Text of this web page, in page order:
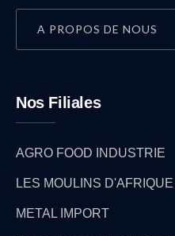
A PROPOS DE NOUS
Nos Filiales
AGRO FOOD INDUSTRIE
LES MOULINS D'AFRIQUE
METAL IMPORT